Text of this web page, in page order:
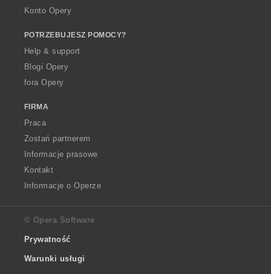
Konto Opery
POTRZEBUJESZ POMOCY?
Help & support
Blogi Opery
fora Opery
FIRMA
Praca
Zostań partnerem
Informacje prasowe
Kontakt
Informacje o Operze
© Opera Software
Prywatność
Warunki usługi